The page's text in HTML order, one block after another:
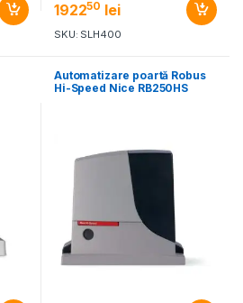
192250 lei
SKU: SLH400
Automatizare poartă Robus
Hi-Speed Nice RB250HS